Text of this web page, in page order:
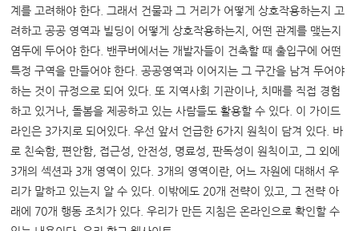
계를 고려해야 한다. 그래서 건물과 그 거리가 어떻게 상호작용하는지 고
려하고 공공 영역과 빌딩이 어떻게 상호작용하는지, 어떤 관계를 맺는지
염두에 두어야 한다. 밴쿠버에서는 개발자들이 건축할 때 출입구에 어떤
특정 구역을 만들어야 한다. 공공영역과 이어지는 그 구간을 남겨 두어야
하는 것이 규정으로 되어 있다. 또 지역사회 기관이나, 치매를 직접 경험
하고 있거나, 돌봄을 제공하고 있는 사람들도 활용할 수 있다. 이 가이드
라인은 3가지로 되어있다. 우선 앞서 언급한 6가지 원칙이 담겨 있다. 바
로 친숙함, 편안함, 접근성, 안전성, 명료성, 판독성이 원칙이고, 그 외에
3개의 섹션과 3개 영역이 있다. 3개의 영역이란, 어느 자원에 대해서 우
리가 말하고 있는지 알 수 있다. 이밖에도 20개 전략이 있고, 그 전략 아
래에 70개 행동 조치가 있다. 우리가 만든 지침은 온라인으로 확인할 수